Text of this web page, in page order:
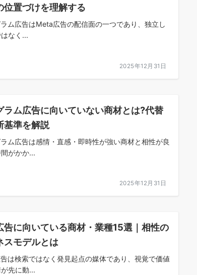
位置づけを理解する
ム広告はMeta広告の配信面の一つであり、独立し
なく...
2025年12月31日
ラム広告に向いていない商材とは?代替
基準を解説
ム広告は感情・直感・即時性が強い商材と相性が良
がかか...
2025年12月31日
告に向いている商材・業種15選｜相性の
スモデルとは
は検索ではなく発見起点の媒体であり、視覚で価値
先に動...